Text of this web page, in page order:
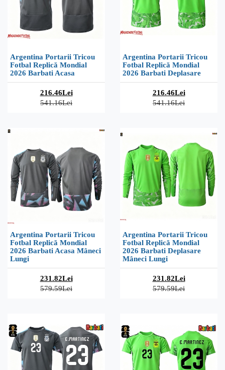
Argentina Portarii Tricou
Fotbal Replică Mondial
2026 Barbati Acasa
216.46Lei
541.16Lei
Argentina Portarii Tricou
Fotbal Replică Mondial
2026 Barbati Deplasare
216.46Lei
541.16Lei
Argentina Portarii Tricou
Fotbal Replică Mondial
2026 Barbati Acasa Mâneci
Lungi
231.82Lei
579.59Lei
Argentina Portarii Tricou
Fotbal Replică Mondial
2026 Barbati Deplasare
Mâneci Lungi
231.82Lei
579.59Lei